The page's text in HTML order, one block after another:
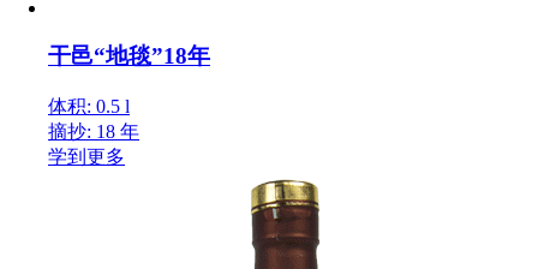
干邑“地毯”18年
体积: 0.5 l
摘抄: 18 年
学到更多